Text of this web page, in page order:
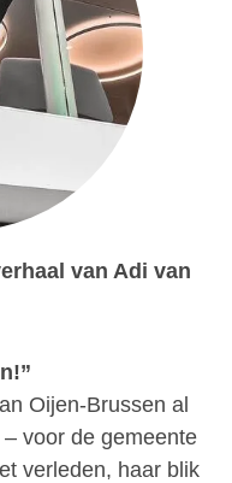
van Adi van
Oijen-Brussen al
voor de gemeente
verleden, haar blik